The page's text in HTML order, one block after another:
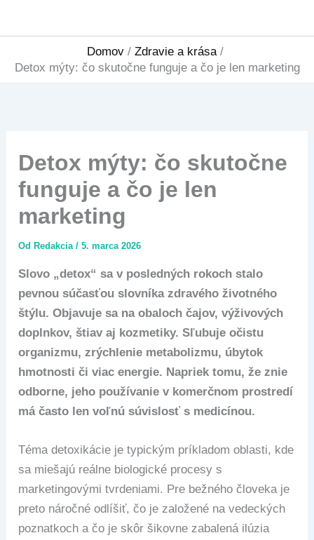
Domov
Zdravie a krása
Detox mýty: čo skutočne funguje a čo je len marketing
Detox mýty: čo skutočne
funguje a čo je len
marketing
Od Redakcia/5. marca 2026
Slovo „detox“ sa v posledných rokoch stalo
pevnou súčasťou slovníka zdravého životného
štýlu. Objavuje sa na obaloch čajov, výživových
doplnkov, štiav aj kozmetiky. Sľubuje očistu
organizmu, zrýchlenie metabolizmu, úbytok
hmotnosti či viac energie. Napriek tomu, že znie
odborne, jeho používanie v komerčnom prostredí
má často len voľnú súvislosť s medicínou.
Téma detoxikácie je typickým príkladom oblasti, kde
sa miešajú reálne biologické procesy s
marketingovými tvrdeniami. Pre bežného človeka je
preto náročné odlíšiť, čo je založené na vedeckých
poznatkoch a čo je skôr šikovne zabalená ilúzia